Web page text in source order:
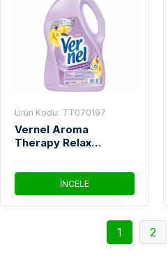
Ürün Kodu: TT070197
Vernel Aroma
Therapy Relax
Lt
İNCELE
1 2